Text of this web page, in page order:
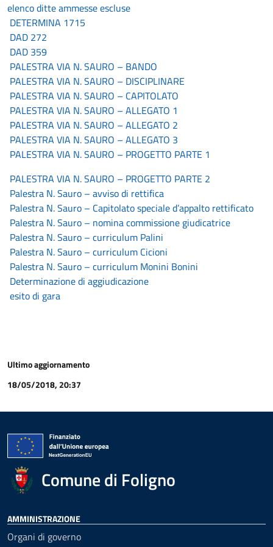
elenco ditte ammesse escluse
DETERMINA 1715
DAD 272
DAD 359
PALESTRA VIA N. SAURO – BANDO
PALESTRA VIA N. SAURO – DISCIPLINARE
PALESTRA VIA N. SAURO – CAPITOLATO
PALESTRA VIA N. SAURO – ALLEGATO 1
PALESTRA VIA N. SAURO – ALLEGATO 2
PALESTRA VIA N. SAURO – ALLEGATO 3
PALESTRA VIA N. SAURO – PROGETTO PARTE 1
PALESTRA VIA N. SAURO – PROGETTO PARTE 2
Palestra N. Sauro – avviso di rettifica
Palestra N. Sauro – Capitolato speciale d’appalto rettificato
Palestra N. Sauro – nomina commissione giudicatrice
Palestra N. Sauro – curriculum Palini
Palestra N. Sauro – curriculum Cicioni
Palestra N. Sauro – curriculum Monini Bonini
Determinazione di aggiudicazione
esito di gara
Ultimo aggiornamento
18/05/2018, 20:37
Comune di Foligno
AMMINISTRAZIONE
Organi di governo